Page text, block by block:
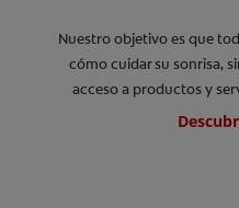
Nuestro objetivo es que
cómo cuidar su sonrisa,
acceso a productos y